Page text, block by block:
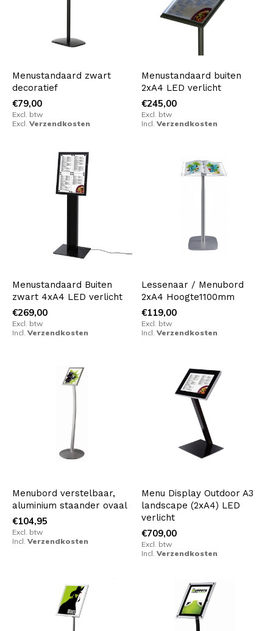
Menustandaard zwart
decoratief
€79,00
Excl. btw
Excl. Verzendkosten
Menustandaard buiten
2xA4 LED verlicht
€245,00
Excl. btw
Incl. Verzendkosten
Menustandaard Buiten
zwart 4xA4 LED verlicht
€269,00
Excl. btw
Incl. Verzendkosten
Lessenaar / Menubord
2xA4 Hoogte1100mm
€119,00
Excl. btw
Incl. Verzendkosten
Menubord verstelbaar,
aluminium staander ovaal
€104,95
Excl. btw
Incl. Verzendkosten
Menu Display Outdoor A3
landscape (2xA4) LED
verlicht
€709,00
Excl. btw
Incl. Verzendkosten